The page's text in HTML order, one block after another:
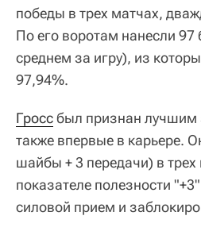
победы в трех матчах,
По его воротам нанесли 97
среднем за игру), из
97,94%.
Гроссбыл признан лучшим
также впервые в карьере.
шайбы + 3 передачи) в трех
показателе полезности
силовой прием и